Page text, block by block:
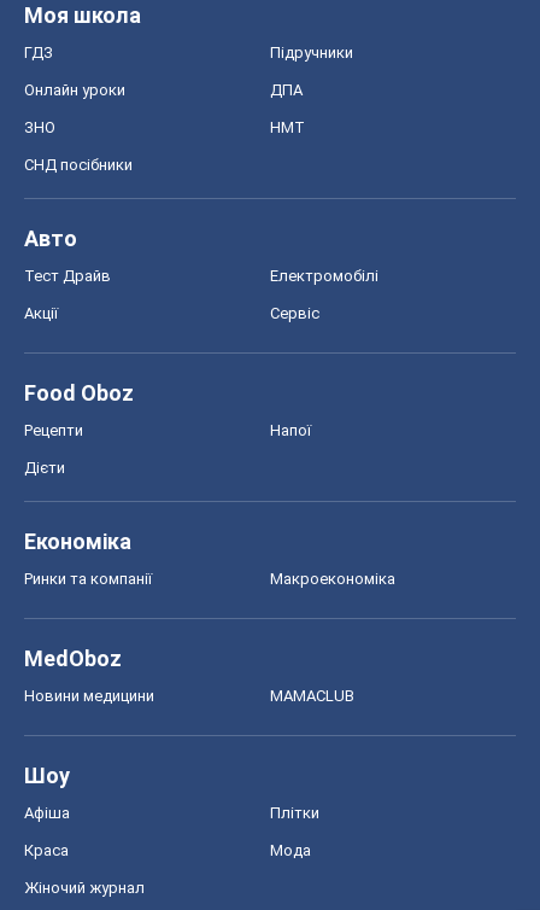
Моя школа
ГДЗ Підручники
Онлайн уроки ДПА
ЗНО НМТ
СНД посібники
Авто
Тест Драйв Електромобілі
Акції Сервіс
Food Oboz
Рецепти Напої
Дієти
Економіка
Ринки та компанії Макроекономіка
MedOboz
Новини медицини MAMACLUB
Шоу
Афіша Плітки
Краса Мода
Жіночий журнал